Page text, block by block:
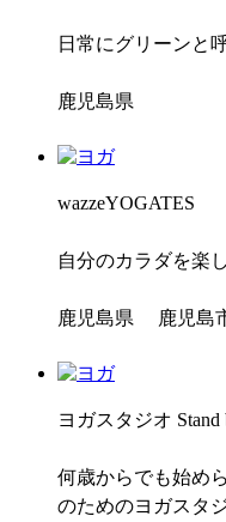
日常にグリーンと
鹿児島県
wazzeYOGATES
自分のカラダを楽
鹿児島県 鹿児島
ヨガスタジオ Stand
何歳からでも始め
のためのヨガスタジ